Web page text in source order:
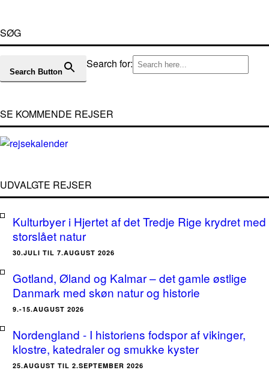
SØG
Search for:
Search Button
SE KOMMENDE REJSER
UDVALGTE REJSER
Kulturbyer i Hjertet af det Tredje Rige krydret med
storslået natur
30.JULI TIL 7.AUGUST 2026
Gotland, Øland og Kalmar – det gamle østlige
Danmark med skøn natur og historie
9.-15.AUGUST 2026
Nordengland - I historiens fodspor af vikinger,
klostre, katedraler og smukke kyster
25.AUGUST TIL 2.SEPTEMBER 2026